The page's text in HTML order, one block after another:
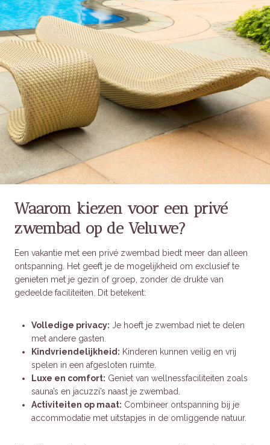
Waarom kiezen voor een privé
zwembad op de Veluwe?
Een vakantie met een privé zwembad biedt meer dan alleen
ontspanning. Het geeft je de mogelijkheid om exclusief te
genieten met je gezin of groep, zonder de drukte van
gedeelde faciliteiten. Dit betekent:
Volledige privacy: Je hoeft je zwembad niet te delen
met andere gasten.
Kindvriendelijkheid: Kinderen kunnen veilig en vrij
spelen in een afgesloten ruimte.
Luxe en comfort: Geniet van wellnessfaciliteiten zoals
sauna’s en jacuzzi’s naast je zwembad.
Activiteiten op maat: Combineer ontspanning bij je
accommodatie met uitstapjes in de omliggende natuur.